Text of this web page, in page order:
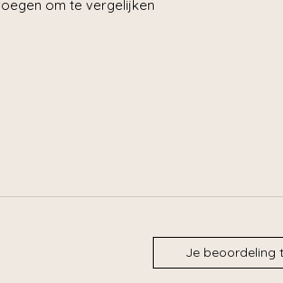
om te vergelijken
Je beoordeling